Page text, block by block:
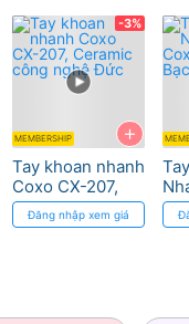
+
-3%
MEMBERSHIP
Tay khoan nhanh
Coxo CX-207,
Ceramic công
nghệ Đức
Đăng nhập xem giá
và